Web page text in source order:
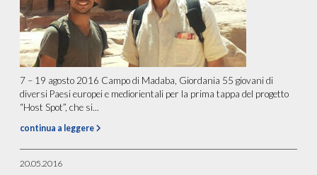
7 – 19 agosto 2016 Campo di Madaba, Giordania 55 giovani di
diversi Paesi europei e mediorientali per la prima tappa del progetto
“Host Spot”, che si...
continua a leggere
20.05.2016